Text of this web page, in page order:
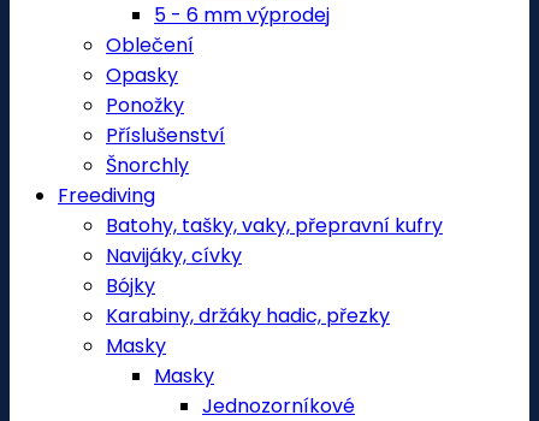
5 - 6 mm výprodej
Oblečení
Opasky
Ponožky
Příslušenství
Šnorchly
Freediving
Batohy, tašky, vaky, přepravní kufry
Navijáky, cívky
Bójky
Karabiny, držáky hadic, přezky
Masky
Masky
Jednozorníkové